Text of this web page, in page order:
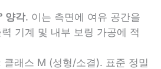
양각. 이는 측면에 여유 공간을
기계 및 내부 보링 가공에 적
클래스 M (성형/소결). 표준 정밀